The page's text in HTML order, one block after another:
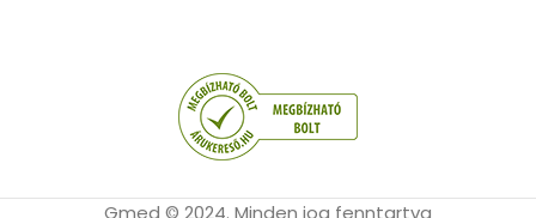
Gmed © 2024. Minden jog fenntartva